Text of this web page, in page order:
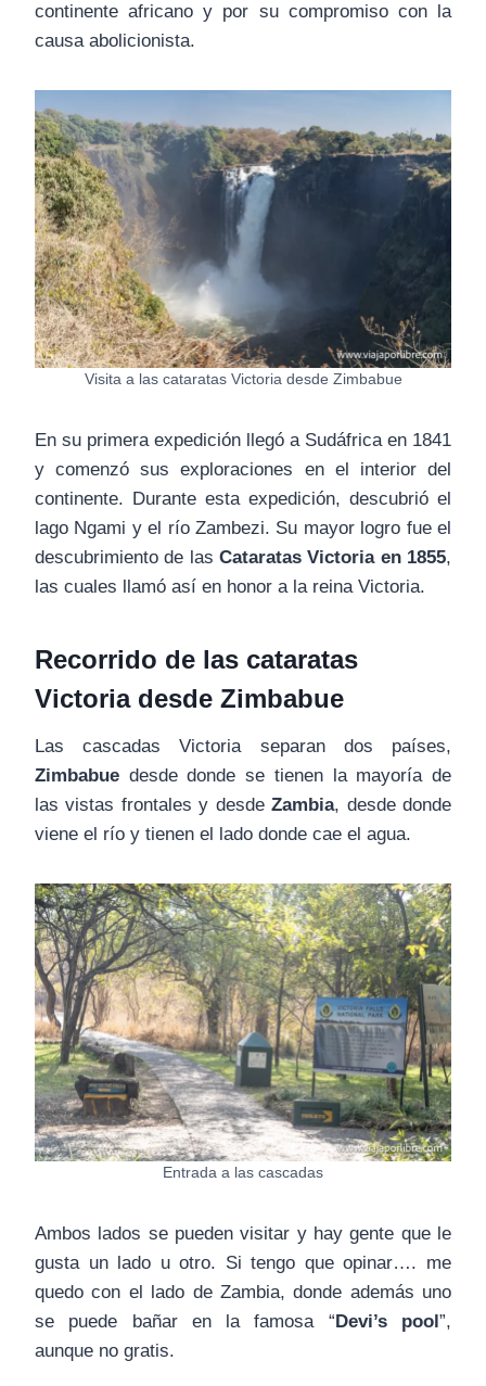
continente africano y por su compromiso con la
causa abolicionista.
Visita a las cataratas Victoria desde Zimbabue
En su primera expedición llegó a Sudáfrica en 1841
y comenzó sus exploraciones en el interior del
continente. Durante esta expedición, descubrió el
lago Ngami y el río Zambezi. Su mayor logro fue el
descubrimiento de las Cataratas Victoria en 1855,
las cuales llamó así en honor a la reina Victoria.
Recorrido de las cataratas
Victoria desde Zimbabue
Las cascadas Victoria separan dos países,
Zimbabue desde donde se tienen la mayoría de
las vistas frontales y desdeZambia, desde donde
viene el río y tienen el lado donde cae el agua.
Entrada a las cascadas
Ambos lados se pueden visitar y hay gente que le
gusta un lado u otro. Si tengo que opinar…. me
quedo con el lado de Zambia, donde además uno
se puede bañar en la famosa “Devi’s pool”,
aunque no gratis.